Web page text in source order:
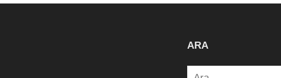
ARA
Arama: